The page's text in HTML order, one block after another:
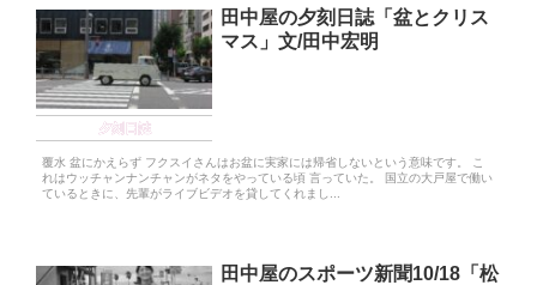
夕刻日誌
田中屋の夕刻日誌「盆とクリス
マス」文/田中宏明
覆水 盆にかえらず フクスイさんはお盆に実家には帰省しないという意味です。 こ
れはウッチャンナンチャンがネタをやっている頃 言っていた。 国立の大戸屋で働い
ているときに、先輩がライブビデオを貸してくれまし...
田中屋のスポーツ新聞10/18「松